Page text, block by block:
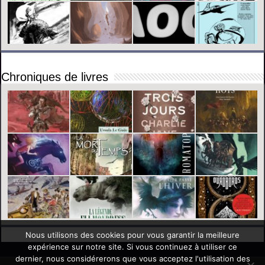
Chroniques de livres
Nous utilisons des cookies pour vous garantir la meilleure
expérience sur notre site. Si vous continuez à utiliser ce
dernier, nous considérerons que vous acceptez l'utilisation des